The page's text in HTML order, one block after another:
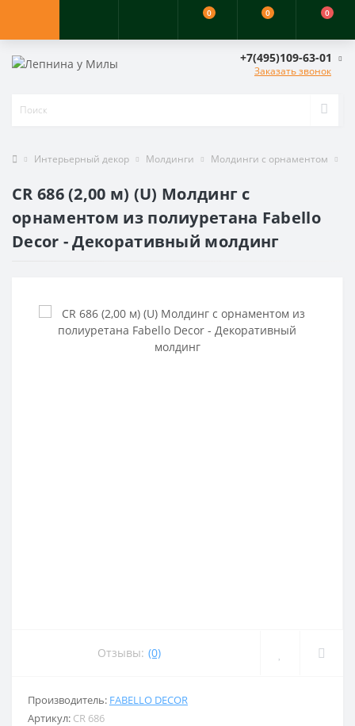
0 0 0
+7(495)109-63-01
Заказать звонок
Интерьерный декор Молдинги Молдинги с орнаментом
CR 686 (2,00 м) (U) Молдинг с
орнаментом из полиуретана Fabello
Decor - Декоративный молдинг
Отзывы: (0)
Производитель: FABELLO DECOR
Артикул: CR 686